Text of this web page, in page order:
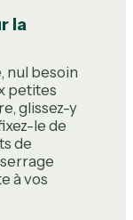
la
nul besoin
petites
glissez-y
le de
de
à vos